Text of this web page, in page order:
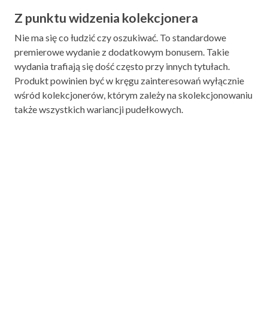
Z punktu widzenia kolekcjonera
Nie ma się co łudzić czy oszukiwać. To standardowe
premierowe wydanie z dodatkowym bonusem. Takie
wydania trafiają się dość często przy innych tytułach.
Produkt powinien być w kręgu zainteresowań wyłącznie
wśród kolekcjonerów, którym zależy na skolekcjonowaniu
także wszystkich wariancji pudełkowych.